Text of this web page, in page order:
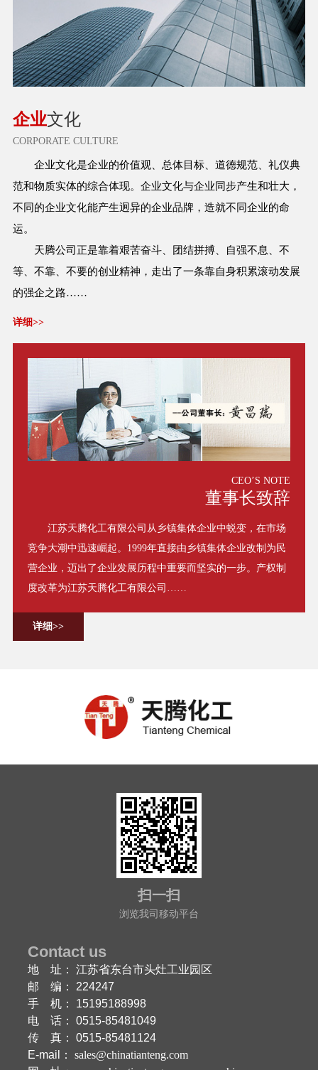
企业文化
CORPORATE CULTURE
企业文化是企业的价值观、总体目标、道德规范、礼仪典
范和物质实体的综合体现。企业文化与企业同步产生和壮大，
不同的企业文化能产生迥异的企业品牌，造就不同企业的命
运。
天腾公司正是靠着艰苦奋斗、团结拼搏、自强不息、不
等、不靠、不要的创业精神，走出了一条靠自身积累滚动发展
的强企之路……
详细>>
CEO’S NOTE
董事长致辞
江苏天腾化工有限公司从乡镇集体企业中蜕变，在市场
竞争大潮中迅速崛起。1999年直接由乡镇集体企业改制为民
营企业，迈出了企业发展历程中重要而坚实的一步。产权制
度改革为江苏天腾化工有限公司……
详细>>
扫一扫
浏览我司移动平台
Contact us
地 址： 江苏省东台市头灶工业园区
邮 编： 224247
手 机： 15195188998
电 话： 0515-85481049
传 真： 0515-85481124
E-mail： sales@chinatianteng.com